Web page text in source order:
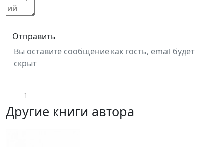
Отправить
Вы оставите сообщение как гость, email будет
скрыт
1
Другие книги автора